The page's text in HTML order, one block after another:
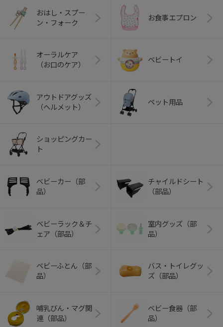
おはし・スプー
ン・フォーク
お食事エプロン
オーラルケア
（お口のケア）
ベビートイ
アウトドアグッズ
（ヘルメット）
ペット用品
ショッピングカー
ト
ベビーカー（部
品）
チャイルドシート
（部品）
ベビーラック＆チ
ェア（部品）
室内グッズ（部
品）
ベビーふとん（部
品）
バス・トイレグッ
ズ（部品）
哺乳びん・マグ関
連（部品）
ベビー食器（部
品）